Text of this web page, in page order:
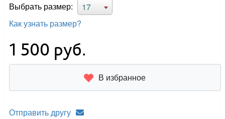
Выбрать размер:
17
Как узнать размер?
1 500 руб.
В избранное
Отправить другу